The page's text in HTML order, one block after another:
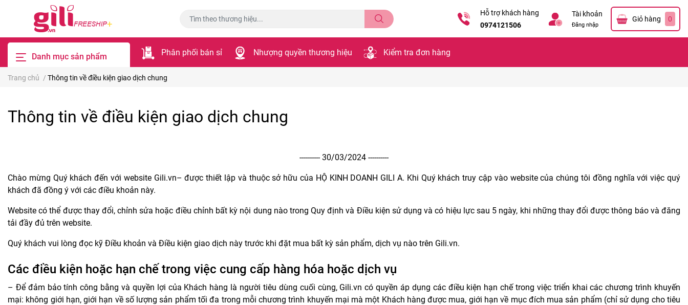
Hỗ trợ khách hàng
0974121506
Tài khoản
Đăng nhập
Giỏ hàng 0
Danh mục sản phẩm Phân phối bán sỉ Nhượng quyền thương hiệu Kiểm tra đơn hàng
Trang chủ / Thông tin về điều kiện giao dịch chung
Thông tin về điều kiện giao dịch chung
---------- 30/03/2024 ----------
Chào mừng Quý khách đến với website Gili.vn– được thiết lập và thuộc sở hữu của HỘ KINH DOANH GILI A. Khi Quý khách truy cập vào website của chúng tôi đồng nghĩa với việc quý
khách đã đồng ý với các điều khoản này.
Website có thể được thay đổi, chỉnh sửa hoặc điều chỉnh bất kỳ nội dung nào trong Quy định và Điều kiện sử dụng và có hiệu lực sau 5 ngày, khi những thay đổi được thông báo và đăng
tải đầy đủ trên website.
Quý khách vui lòng đọc kỹ Điều khoản và Điều kiện giao dịch này trước khi đặt mua bất kỳ sản phẩm, dịch vụ nào trên Gili.vn.
Các điều kiện hoặc hạn chế trong việc cung cấp hàng hóa hoặc dịch vụ
– Để đảm bảo tính công bằng và quyền lợi của Khách hàng là người tiêu dùng cuối cùng, Gili.vn có quyền áp dụng các điều kiện hạn chế trong việc triển khai các chương trình khuyến
mại: không giới hạn, giới hạn về số lượng sản phẩm tối đa trong mỗi chương trình khuyến mại mà một Khách hàng được mua, giới hạn về mục đích mua sản phẩm (chỉ sử dụng cho tiêu